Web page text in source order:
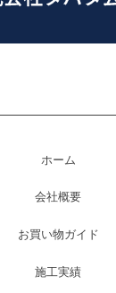
ホーム
会社概要
お買い物ガイド
施工実績